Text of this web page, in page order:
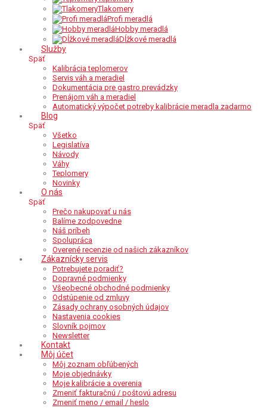
Tlakomery
Profi meradlá
Hobby meradlá
Dĺžkové meradlá
Služby
Späť
Kalibrácia teplomerov
Servis váh a meradiel
Dokumentácia pre gastro prevádzky
Prenájom váh a meradiel
Automatický výpočet potreby kalibrácie meradla zadarmo
Blog
Späť
Všetko
Legislatíva
Návody
Váhy
Teplomery
Novinky
O nás
Späť
Prečo nakupovať u nás
Balíme zodpovedne
Náš príbeh
Spolupráca
Overené recenzie od našich zákazníkov
Zákaznícky servis
Potrebujete poradiť?
Dopravné podmienky
Všeobecné obchodné podmienky
Odstúpenie od zmluvy
Zásady ochrany osobných údajov
Nastavenia cookies
Slovník pojmov
Newsletter
Kontakt
Môj účet
Môj zoznam obľúbených
Moje objednávky
Moje kalibrácie a overenia
Zmeniť fakturačnú / poštovú adresu
Zmeniť meno / email / heslo